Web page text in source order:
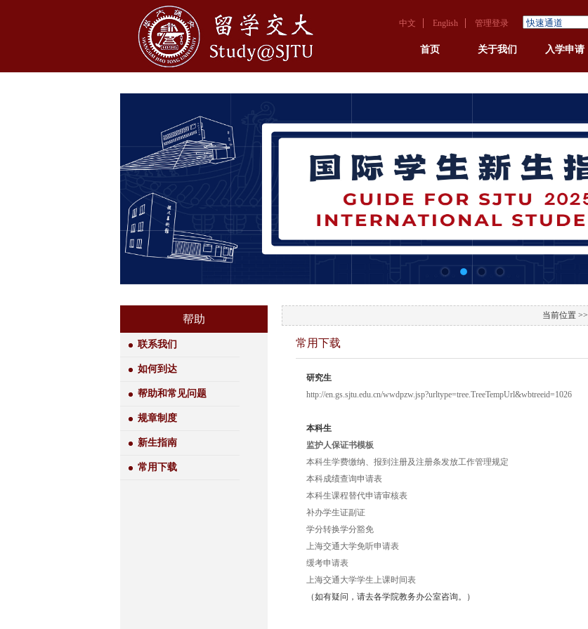
中文 English 管理登录
首页 关于我们 入学申请
帮助
联系我们
如何到达
帮助和常见问题
规章制度
新生指南
常用下载
当前位置 >>
常用下载
研究生
http://en.gs.sjtu.edu.cn/wwdpzw.jsp?urltype=tree.TreeTempUrl&wbtreeid=1026
本科生
监护人保证书模板
本科生学费缴纳、报到注册及注册条发放工作管理规定
本科成绩查询申请表
本科生课程替代申请审核表
补办学生证副证
学分转换学分豁免
上海交通大学免听申请表
缓考申请表
上海交通大学学生上课时间表
（如有疑问，请去各学院教务办公室咨询。）